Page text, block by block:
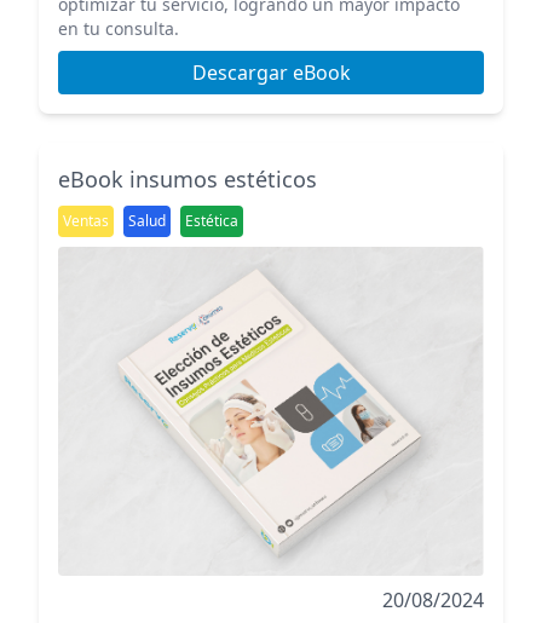
en tu consulta.
Descargar eBook
eBook insumos estéticos
Ventas Salud Estética
20/08/2024